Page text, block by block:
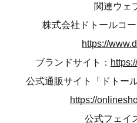
関連ウェ
株式会社ドトールコ
https://
ブランドサイト：
公式通販サイト「ドトー
https://
公式フェイ